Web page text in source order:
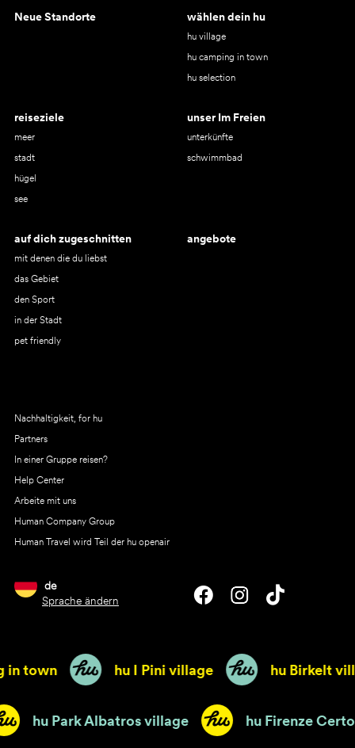
Neue Standorte wählen dein hu
hu village
hu camping in town
hu selection
reiseziele
meer
stadt
hügel
see
unser Im Freien
unterkünfte
schwimmbad
auf dich zugeschnitten
mit denen die du liebst
das Gebiet
den Sport
in der Stadt
pet friendly
angebote
de
Sprache ändern
Nachhaltigkeit, for hu
Partners
In einer Gruppe reisen?
Help Center
Arbeite mit uns
Human Company Group
Human Travel wird Teil der hu openair
hu I Pini village hu Birkelt village
town hu Park Albatros village hu